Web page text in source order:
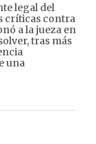
legal del
críticas contra
a la jueza en
tras más
una